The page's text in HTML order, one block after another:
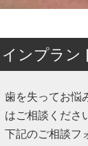
インプラン
歯を失ってお悩
はご相談くださ
下記のご相談フ